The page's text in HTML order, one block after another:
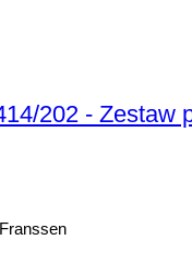
202 -